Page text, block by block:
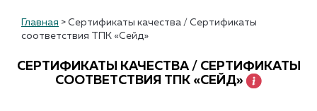
Главная > Сертификаты качества / Сертификаты
соответствия ТПК «Сейд»
СЕРТИФИКАТЫ КАЧЕСТВА / СЕРТИФИКАТЫ
СООТВЕТСТВИЯ ТПК «СЕЙД»